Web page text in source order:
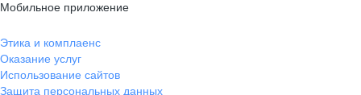
Мобильное приложение
Этика и комплаенс
Оказание услуг
Использование сайтов
Защита персональных данных